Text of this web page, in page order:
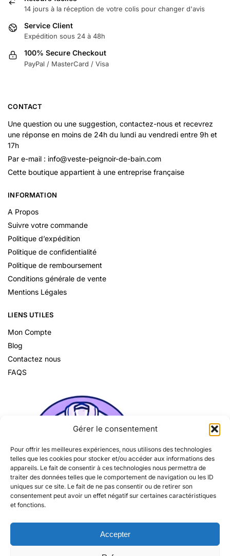
Gérer le consentement
Pour offrir les meilleures expériences, nous utilisons des technologies
telles que les cookies pour stocker et/ou accéder aux informations des
appareils. Le fait de consentir à ces technologies nous permettra de
traiter des données telles que le comportement de navigation ou les ID
uniques sur ce site. Le fait de ne pas consentir ou de retirer son
consentement peut avoir un effet négatif sur certaines caractéristiques
et fonctions.
Accepter
14 jours à la réception de votre colis pour changer d'avis
Service Client
Expédition sous 24 à 48h
100% Secure Checkout
PayPal / MasterCard / Visa
CONTACT
Une question ou une suggestion, contactez-nous et recevrez
une réponse en moins de 24h du lundi au vendredi entre 9h et
17h
Par e-mail : info@veste-peignoir-de-bain.com
Cette boutique appartient à une entreprise française
INFORMATION
A Propos
Suivre votre commande
Politique d’expédition
Politique de confidentialité
Politique de remboursement
Conditions générale de vente
Mentions Légales
LIENS UTILES
Mon Compte
Blog
Contactez nous
FAQS